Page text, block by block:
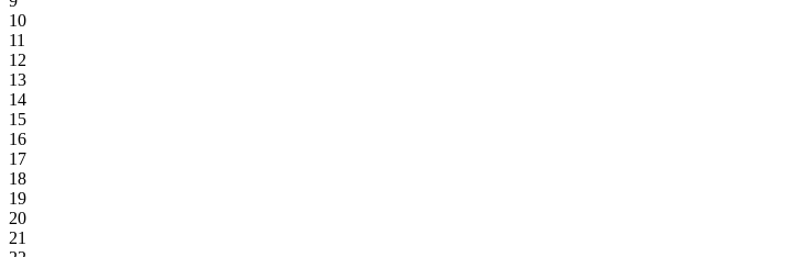
10
11
12
13
14
15
16
17
18
19
20
21